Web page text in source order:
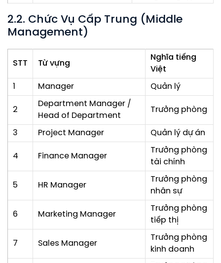
2.2. Chức Vụ Cấp Trung (Middle
Management)
STT Từ vựng
Nghĩa tiếng
Việt
1 Manager Quản lý
2
Department Manager /
Head of Department
Trưởng phòng
3 Project Manager Quản lý dự án
4 Finance Manager
Trưởng phòng
tài chính
5 HR Manager
Trưởng phòng
nhân sự
6 Marketing Manager
Trưởng phòng
tiếp thị
7 Sales Manager
Trưởng phòng
kinh doanh